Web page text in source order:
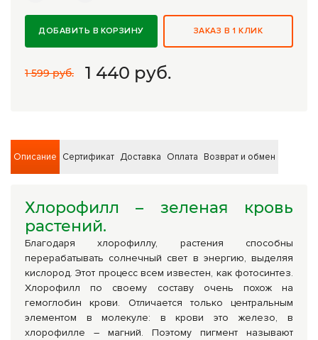
ДОБАВИТЬ В КОРЗИНУ ЗАКАЗ В 1 КЛИК
1 599 руб. 1 440 руб.
Описание Сертификат Доставка Оплата Возврат и обмен
Хлорофилл – зеленая кровь
растений.
Благодаря хлорофиллу, растения способны
перерабатывать солнечный свет в энергию, выделяя
кислород. Этот процесс всем известен, как фотосинтез.
Хлорофилл по своему составу очень похож на
гемоглобин крови. Отличается только центральным
элементом в молекуле: в крови это железо, в
хлорофилле – магний. Поэтому пигмент называют